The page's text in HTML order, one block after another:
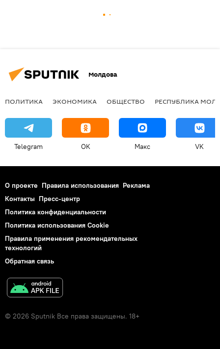
Молдова
ПОЛИТИКА ЭКОНОМИКА ОБЩЕСТВО РЕСПУБЛИКА
Telegram OK Макс VK
О проекте Правила использования Реклама
Контакты Пресс-центр
Политика конфиденциальности
Политика использования Cookie
Правила применения рекомендательных
технологий
Обратная связь
© 2026 Sputnik Все права защищены. 18+